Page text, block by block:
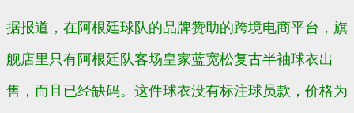
据报道，在阿根廷球队的品牌赞助的跨境电商平台，旗
舰店里只有阿根廷队客场皇家蓝宽松复古半袖球衣出
售，而且已经缺码。这件球衣没有标注球员款，价格为